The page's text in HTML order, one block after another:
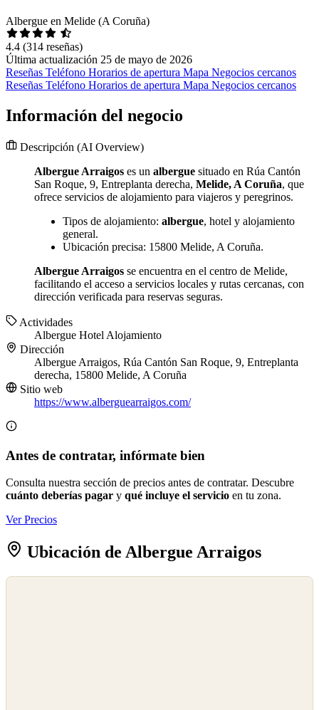
Albergue en Melide (A Coruña)
4.4 (314 reseñas)
Última actualización 25 de mayo de 2026
Reseñas Teléfono Horarios de apertura Mapa Negocios cercanos
Reseñas Teléfono Horarios de apertura Mapa Negocios cercanos
Información del negocio
Descripción (AI Overview)
Albergue Arraigos es un albergue situado en Rúa Cantón
San Roque, 9, Entreplanta derecha, Melide, A Coruña, que
ofrece servicios de alojamiento para viajeros y peregrinos.
Tipos de alojamiento: albergue, hotel y alojamiento
general.
Ubicación precisa: 15800 Melide, A Coruña.
Albergue Arraigos se encuentra en el centro de Melide,
facilitando el acceso a servicios locales y rutas cercanas, con
dirección verificada para reservas seguras.
Actividades
Albergue Hotel Alojamiento
Dirección
Albergue Arraigos, Rúa Cantón San Roque, 9, Entreplanta
derecha, 15800 Melide, A Coruña
Sitio web
https://www.alberguearraigos.com/
Antes de contratar, infórmate bien
Consulta nuestra sección de precios antes de contratar. Descubre
cuánto deberías pagar y qué incluye el servicio en tu zona.
Ver Precios
Ubicación de Albergue Arraigos